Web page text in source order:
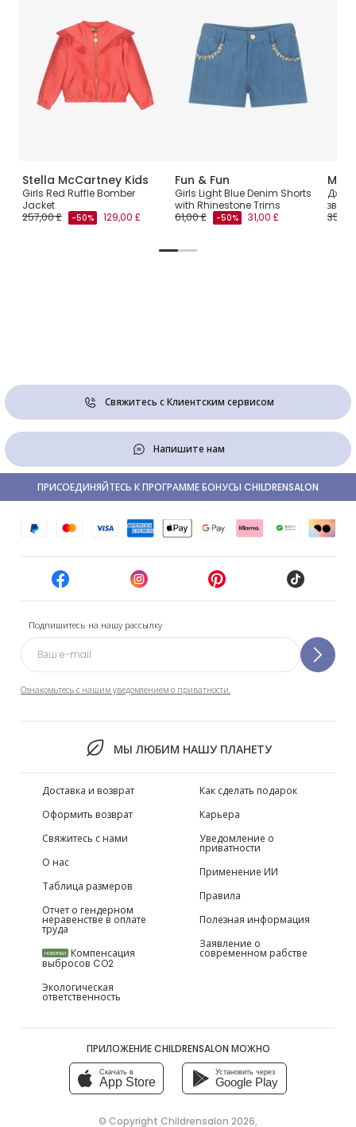
Stella McCartney Kids
Girls Red Ruffle Bomber
Jacket
257,00 £
-50% 129,00 £
Fun & Fun
Girls Light Blue Denim Shorts
with Rhinestone Trims
61,00 £
-50% 31,00 £
35,00
Свяжитесь с Клиентским сервисом
Напишите нам
Подпишитесь на нашу рассылку
Ознакомьтесь с нашим уведомлением о приватности.
МЫ ЛЮБИМ НАШУ ПЛАНЕТУ
ПРИСОЕДИНЯЙТЕСЬ К ПРОГРАММЕ БОНУСЫ CHILDRENSALON
Доставка и возврат
Оформить возврат
Свяжитесь с нами
О нас
Таблица размеров
Отчет о гендерном
неравенстве в оплате
труда
НОВИНКИ Компенсация
выбросов CO2
Экологическая
ответственность
Как сделать подарок
Карьера
Уведомление о
приватности
Применение ИИ
Правила
Полезная информация
Заявление о
современном рабстве
ПРИЛОЖЕНИЕ CHILDRENSALON МОЖНО
Скачать в
App Store
Установить через
Google Play
© Copyright Childrensalon 2026,